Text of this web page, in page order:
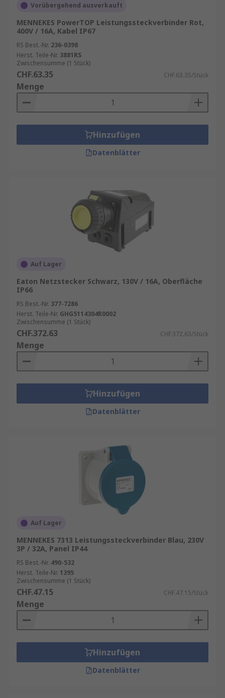
Vorübergehend ausverkauft
MENNEKES PowerTOP Leistungssteckverbinder Rot,
400V / 16A, Kabel IP67
RS Best.-Nr. 236-0398
Herst. Teile-Nr. 3881RS
Zwischensumme (1 Stück)
CHF.63.35 CHF.63.35/Stück
Menge
Hinzufügen
Datenblätter
Auf Lager
Eaton Netzstecker Schwarz, 130V / 16A, Oberfläche
IP66
RS Best.-Nr. 377-7286
Herst. Teile-Nr. GHG5114304R0002
Zwischensumme (1 Stück)
CHF.372.63 CHF.372.63/Stück
Menge
Hinzufügen
Datenblätter
Auf Lager
MENNEKES 7313 Leistungssteckverbinder Blau, 230V
3P / 32A, Panel IP44
RS Best.-Nr. 490-532
Herst. Teile-Nr. 1395
Zwischensumme (1 Stück)
CHF.47.15 CHF.47.15/Stück
Menge
Hinzufügen
Datenblätter